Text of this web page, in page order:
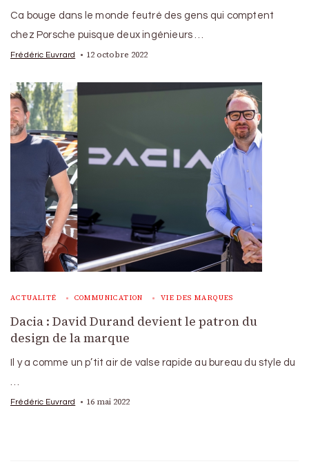
Ca bouge dans le monde feutré des gens qui comptent
chez Porsche puisque deux ingénieurs …
Frédéric Euvrard 12 octobre 2022
ACTUALITÉ COMMUNICATION VIE DES MARQUES
Dacia : David Durand devient le patron du
design de la marque
Il y a comme un p’tit air de valse rapide au bureau du style du
Frédéric Euvrard 16 mai 2022